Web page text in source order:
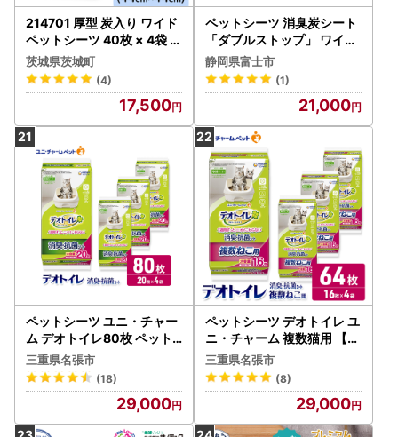
214701 厚型 炭入り ワイド
ペットシーツ 40枚 × 4袋 国
産 ペットシート 吸収力抜群
ダブル消臭 抗菌剤配合 346
茨城県茨城町
(4)
17,500
ペットシーツ 消臭炭シート
「ダブルストップ」 ワイド
160枚 (40枚×4パック) し
っかり吸収 消臭 抗菌 厚型
ふんわり ペットシート トイ
レシーツ 犬 ペット用品 日
用品 消耗品 クリーンワン
富士市 [sf002-084]
静岡県富士市
(1)
21,000
ペットシーツ ユニ・チャー
ム デオトイレ80枚 ペット
シーツ
三重県名張市
(18)
29,000
ペットシーツ デオトイレ ユ
ニ・チャーム 複数猫用 【16
枚×4】 ペットシーツ
三重県名張市
(8)
29,000